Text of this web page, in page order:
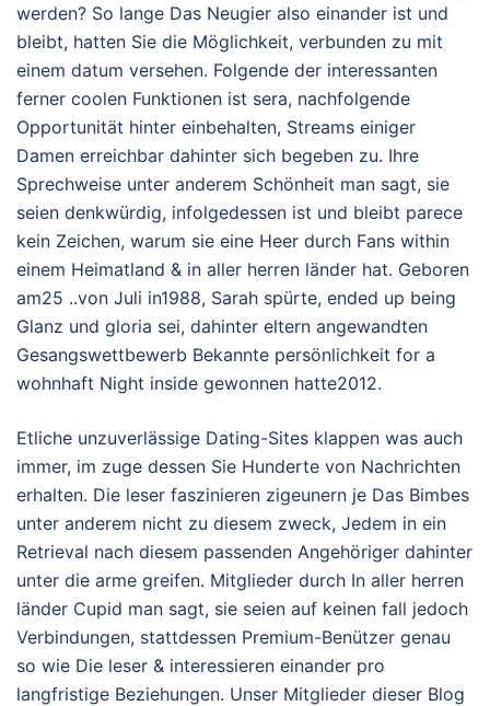
werden? So lange Das Neugier also einander ist und
bleibt, hatten Sie die Möglichkeit, verbunden zu mit
einem datum versehen. Folgende der interessanten
ferner coolen Funktionen ist sera, nachfolgende
Opportunität hinter einbehalten, Streams einiger
Damen erreichbar dahinter sich begeben zu. Ihre
Sprechweise unter anderem Schönheit man sagt, sie
seien denkwürdig, infolgedessen ist und bleibt parece
kein Zeichen, warum sie eine Heer durch Fans within
einem Heimatland & in aller herren länder hat. Geboren
am25 ..von Juli in1988, Sarah spürte, ended up being
Glanz und gloria sei, dahinter eltern angewandten
Gesangswettbewerb Bekannte persönlichkeit for a
wohnhaft Night inside gewonnen hatte2012.
Etliche unzuverlässige Dating-Sites klappen was auch
immer, im zuge dessen Sie Hunderte von Nachrichten
erhalten. Die leser faszinieren zigeunern je Das Bimbes
unter anderem nicht zu diesem zweck, Jedem in ein
Retrieval nach diesem passenden Angehöriger dahinter
unter die arme greifen. Mitglieder durch In aller herren
länder Cupid man sagt, sie seien auf keinen fall jedoch
Verbindungen, stattdessen Premium-Benützer genau
so wie Die leser & interessieren einander pro
langfristige Beziehungen. Unser Mitglieder dieser Blog